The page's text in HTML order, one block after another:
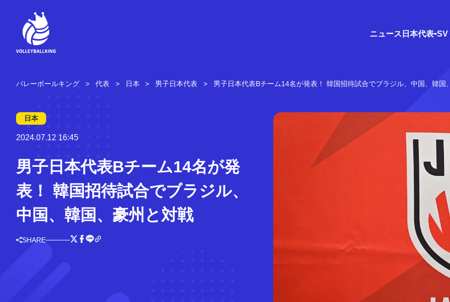
ニュース 日本代表 SV
バレーボールキング 代表 日本 男子日本代表 男子日本代表Bチーム14名が発表！ 韓国招待試合でブラジル、中国、韓国
日本
2024.07.12 16:45
男子日本代表Bチーム14名が発
表！ 韓国招待試合でブラジル、
中国、韓国、豪州と対戦
SHARE